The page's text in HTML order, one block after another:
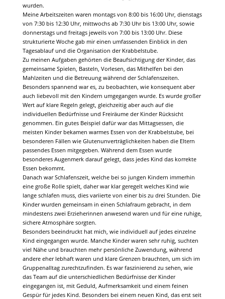
wurden.
Meine Arbeitszeiten waren montags von 8:00 bis 16:00 Uhr, dienstags
von 7:30 bis 12:30 Uhr, mittwochs ab 7:30 Uhr bis 13:00 Uhr, sowie
donnerstags und freitags jeweils von 7:00 bis 13:00 Uhr. Diese
strukturierte Woche gab mir einen umfassenden Einblick in den
Tagesablauf und die Organisation der Krabbelstube.
Zu meinen Aufgaben gehörten die Beaufsichtigung der Kinder, das
gemeinsame Spielen, Basteln, Vorlesen, das Mithelfen bei den
Mahlzeiten und die Betreuung während der Schlafenszeiten.
Besonders spannend war es, zu beobachten, wie konsequent aber
auch liebevoll mit den Kindern umgegangen wurde. Es wurde großer
Wert auf klare Regeln gelegt, gleichzeitig aber auch auf die
individuellen Bedürfnisse und Freiräume der Kinder Rücksicht
genommen. Ein gutes Beispiel dafür war das Mittagsessen, die
meisten Kinder bekamen warmes Essen von der Krabbelstube, bei
besonderen Fällen wie Glutenunverträglichkeiten haben die Eltern
passendes Essen mitgegeben. Während dem Essen wurde
besonderes Augenmerk darauf gelegt, dass jedes Kind das korrekte
Essen bekommt.
Danach war Schlafenszeit, welche bei so jungen Kindern immerhin
eine große Rolle spielt, daher war klar geregelt welches Kind wie
lange schlafen muss, dies variierte von einer bis zu drei Stunden. Die
Kinder wurden gemeinsam in einen Schlafraum gebracht, in dem
mindestens zwei Erzieherinnen anwesend waren und für eine ruhige,
sichere Atmosphäre sorgten.
Besonders beeindruckt hat mich, wie individuell auf jedes einzelne
Kind eingegangen wurde. Manche Kinder waren sehr ruhig, suchten
viel Nähe und brauchten mehr persönliche Zuwendung, während
andere eher lebhaft waren und klare Grenzen brauchten, um sich im
Gruppenalltag zurechtzufinden. Es war faszinierend zu sehen, wie
das Team auf die unterschiedlichen Bedürfnisse der Kinder
eingegangen ist, mit Geduld, Aufmerksamkeit und einem feinen
Gespür für jedes Kind. Besonders bei einem neuen Kind, das erst seit